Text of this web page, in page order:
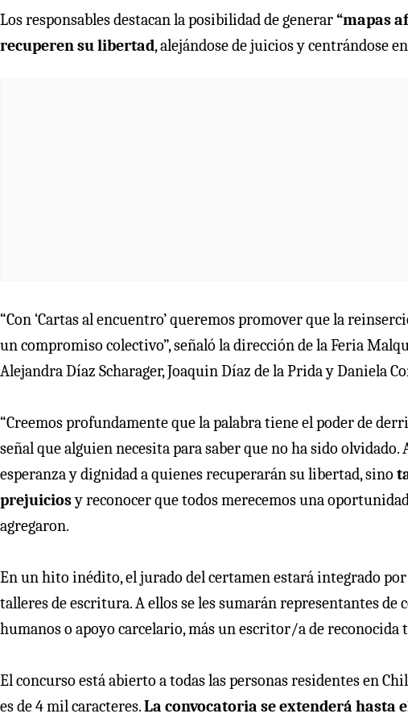
Los responsables destacan la posibilidad de generar“mapas
recuperen su libertad, alejándose de juicios y centrándose
“Con ‘Cartas al encuentro’ queremos promover que la
un compromiso colectivo”, señaló la dirección de la Feria
Alejandra Díaz Scharager, Joaquin Díaz de la Prida y Daniela
“Creemos profundamente que la palabra tiene el poder de
señal que alguien necesita para saber que no ha sido
esperanza y dignidad a quienes recuperarán su libertad, sino
prejuiciosy reconocer que todos merecemos una
agregaron.
En un hito inédito, el jurado del certamen estará integrado
talleres de escritura. A ellos se les sumarán representantes
humanos o apoyo carcelario, más un escritor/a de reconocida
El concurso está abierto a todas las personas residentes en
es de 4 mil caracteres.La convocatoria se extenderá hasta